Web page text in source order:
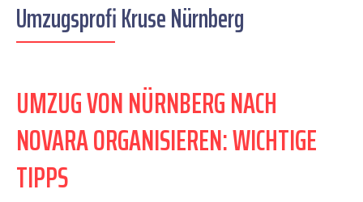
Umzugsprofi Kruse Nürnberg
UMZUG VON NÜRNBERG NACH
NOVARA ORGANISIEREN: WICHTIGE
TIPPS